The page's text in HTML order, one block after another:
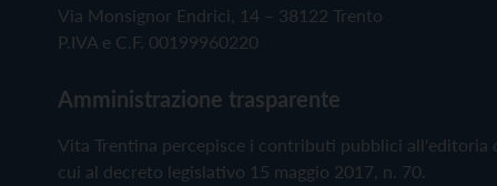
Via Monsignor Endrici, 14 – 38122 Trento
P.IVA e C.F. 00199960220
Amministrazione trasparente
Vita Trentina percepisce i contributi pubblici all'editoria
cui al decreto legislativo 15 maggio 2017, n. 70.